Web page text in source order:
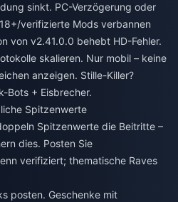
sinkt. PC-Verzögerung oder
verifizierte Mods verbannen
von v2.41.0.0 behebt HD-Fehler.
skalieren. Nur mobil – keine
anzeigen. Stille-Killer?
Bots + Eisbrecher.
Spitzenwerte
Spitzenwerte die Beitritte –
dies. Posten Sie
verifiziert; thematische Raves
posten. Geschenke mit